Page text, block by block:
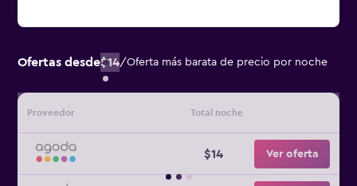
Ofertas desde$14/Oferta más barata de precio por noche
Proveedor Total noche
$14 Ver oferta